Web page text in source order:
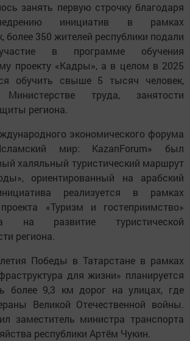
занять первую строчку благодаря
инициатив в рамках
более 350 жителей республики подали
в программе обучения
проекту «Кадры», а в целом в 2025
обучить свыше 5 тысяч человек,
труда, занятости
региона.
экономического форума
мир: KazanForum» был
халяльный туристический маршрут
ориентированный на арабский
реализуется в рамках
«Туризм и гостеприимство»
на развитие туристической
региона.
Победы в Татарстане в рамках
для жизни» планируется
более 9,3 км дорог на улицах, где
Великой Отечественной войны.
заместитель министра транспорта
республики Артём Чукин.